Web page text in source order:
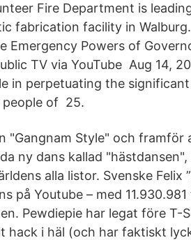
Fire Department is
fabrication facility in
Emergency Powers of
TV via YouTube Aug 14,
in perpetuating the
people of 25.
"Gangnam Style" och framför
ny dans kallad
alla listor. Svenske Felix
på Youtube – med
Pewdiepie har legat före T-
hack i häl (och har faktiskt